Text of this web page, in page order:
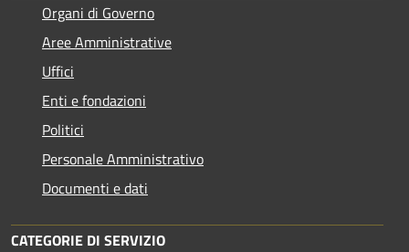
Organi di Governo
Aree Amministrative
Uffici
Enti e fondazioni
Politici
Personale Amministrativo
Documenti e dati
CATEGORIE DI SERVIZIO